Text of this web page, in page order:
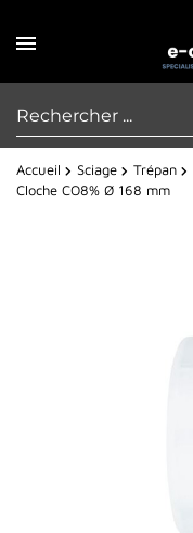
Accueil Sciage Trépan
Cloche CO8% Ø 168 mm